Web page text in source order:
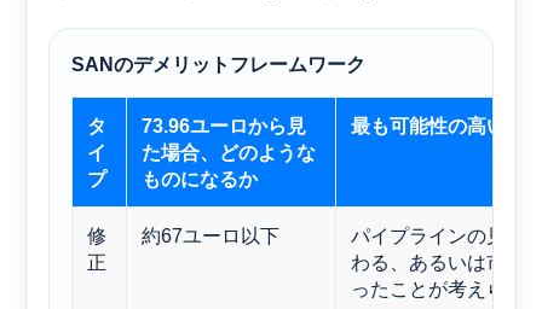
SANのデメリットフレームワーク
タ
イ
プ
73.96ユーロから見
た場合、どのような
ものになるか
最も可能性の高い引
修
正
約67ユーロ以下
パイプラインの見通
わる、あるいは市場
ったことが考えられ